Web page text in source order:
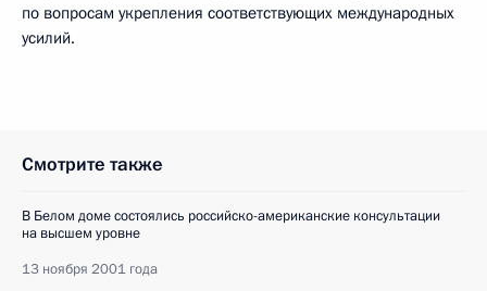
по вопросам укрепления соответствующих международных
усилий.
Смотрите также
В Белом доме состоялись российско-американские консультации
на высшем уровне
13 ноября 2001 года